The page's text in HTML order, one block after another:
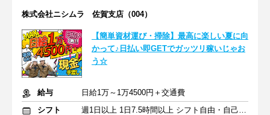
株式会社ニシムラ 佐賀支店（004）
【簡単資材運び・掃除】最高に楽しい夏に向
かって♪日払い即GETでガッツリ稼いじゃお
う☆
給与
日給1万～1万4500円＋交通費
シフト
週1日以上 1日7.5時間以上 シフト自由・自己申告